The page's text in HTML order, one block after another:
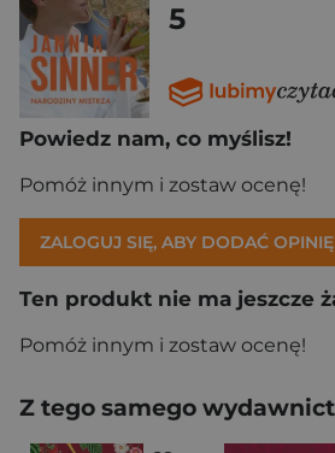
5
Powiedz nam, co myślisz!
Pomóż innym i zostaw ocenę!
ZALOGUJ SIĘ, ABY DODAĆ OPINIĘ
Ten produkt nie ma jeszcze
Pomóż innym i zostaw ocenę!
Z tego samego